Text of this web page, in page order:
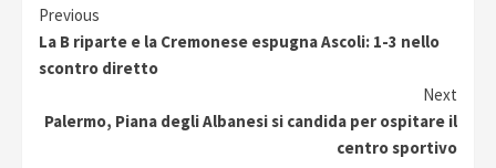
Continue
Reading
Previous
La B riparte e la Cremonese espugna Ascoli: 1-3 nello
scontro diretto
Next
Palermo, Piana degli Albanesi si candida per ospitare il
centro sportivo